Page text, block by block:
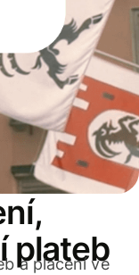
plateb
a placení ve